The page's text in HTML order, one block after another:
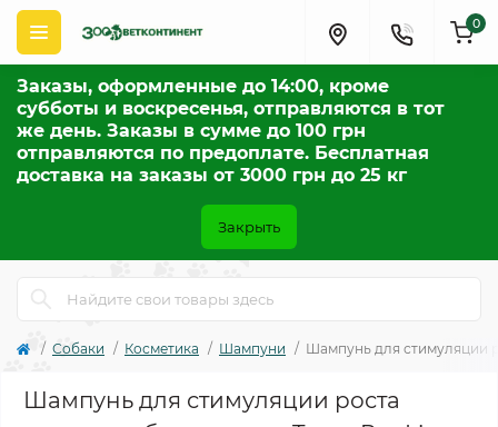
Заказы, оформленные до 14:00, кроме
субботы и воскресенья, отправляются в тот
же день. Заказы в сумме до 100 грн
отправляются по предоплате. Бесплатная
доставка на заказы от 3000 грн до 25 кг
Закрыть
0
Собаки Косметика Шампуни Шампунь для стимуляции
Шампунь для стимуляции роста